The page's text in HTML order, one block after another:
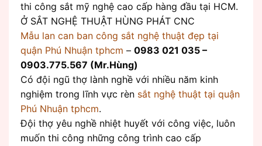
thi công sắt mỹ nghệ cao cấp hàng đầu tại HCM.
Ở SẮT NGHỆ THUẬT HÙNG PHÁT CNC
Mẫu lan can ban công sắt nghệ thuật đẹp tại
quận Phú Nhuận tphcm – 0983 021 035 –
0903.775.567 (Mr.Hùng)
Có đội ngũ thợ lành nghề với nhiều năm kinh
nghiệm trong lĩnh vực rèn sắt nghệ thuật tại quận
Phú Nhuận tphcm.
Đội thợ yêu nghề nhiệt huyết với công việc, luôn
muốn thi công những công trình cao cấp